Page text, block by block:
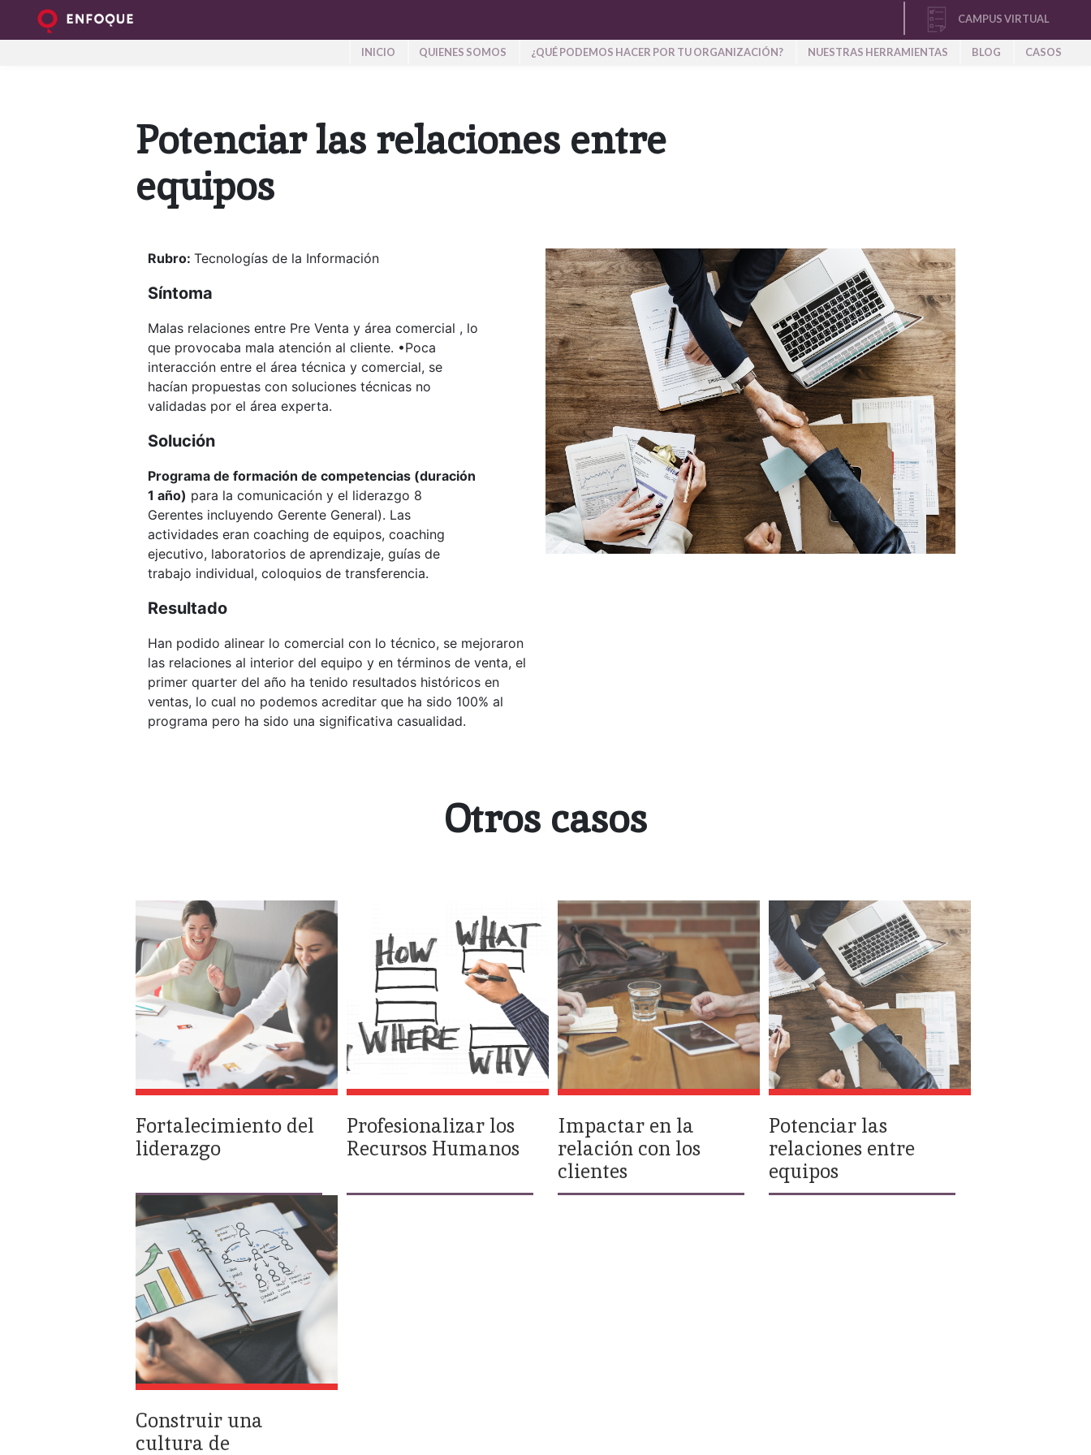
CAMPUS VIRTUAL
INICIO QUIENES SOMOS ¿QUÉ PODEMOS HACER POR TU ORGANIZACIÓN? NUESTRAS HERRAMIENTAS BLOG CASOS
Potenciar las relaciones entre
equipos
Rubro: Tecnologías de la Información
Síntoma
Malas relaciones entre Pre Venta y área comercial , lo
que provocaba mala atención al cliente. •Poca
interacción entre el área técnica y comercial, se
hacían propuestas con soluciones técnicas no
validadas por el área experta.
Solución
Programa de formación de competencias (duración
1 año) para la comunicación y el liderazgo 8
Gerentes incluyendo Gerente General). Las
actividades eran coaching de equipos, coaching
ejecutivo, laboratorios de aprendizaje, guías de
trabajo individual, coloquios de transferencia.
Resultado
Han podido alinear lo comercial con lo técnico, se mejoraron
las relaciones al interior del equipo y en términos de venta, el
primer quarter del año ha tenido resultados históricos en
ventas, lo cual no podemos acreditar que ha sido 100% al
programa pero ha sido una significativa casualidad.
Otros casos
Fortalecimiento del
liderazgo
Profesionalizar los
Recursos Humanos
Impactar en la
relación con los
clientes
Potenciar las
relaciones entre
equipos
Construir una
cultura de